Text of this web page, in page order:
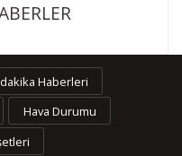
Haberleri
Hava Durumu